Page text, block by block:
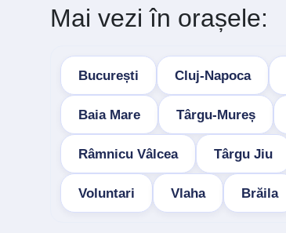
Mai vezi în orașele:
București Cluj-Napoca
Baia Mare Târgu-Mureș
Râmnicu Vâlcea Târgu Jiu
Voluntari Vlaha Brăila